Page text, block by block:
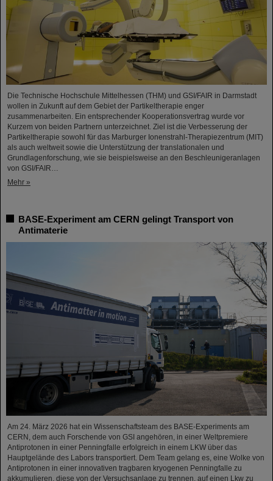
Die Technische Hochschule Mittelhessen (THM) und GSI/FAIR in Darmstadt
wollen in Zukunft auf dem Gebiet der Partikeltherapie enger
zusammenarbeiten. Ein entsprechender Kooperationsvertrag wurde vor
Kurzem von beiden Partnern unterzeichnet. Ziel ist die Verbesserung der
Partikeltherapie sowohl für das Marburger Ionenstrahl-Therapiezentrum (MIT)
als auch weltweit sowie die Unterstützung der translationalen und
Grundlagenforschung, wie sie beispielsweise an den Beschleunigeranlagen
von GSI/FAIR…
Mehr »
BASE-Experiment am CERN gelingt Transport von
Antimaterie
Am 24. März 2026 hat ein Wissenschaftsteam des BASE-Experiments am
CERN, dem auch Forschende von GSI angehören, in einer Weltpremiere
Antiprotonen in einer Penningfalle erfolgreich in einem LKW über das
Hauptgelände des Labors transportiert. Dem Team gelang es, eine Wolke von
Antiprotonen in einer innovativen tragbaren kryogenen Penningfalle zu
akkumulieren, diese von der Versuchsanlage zu trennen, auf einen Lkw zu